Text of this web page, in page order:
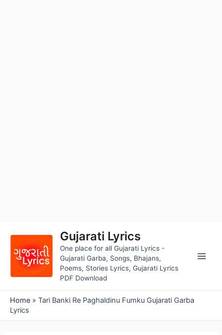
content
Gujarati Lyrics
One place for all Gujarati Lyrics -
Gujarati Garba, Songs, Bhajans,
Poems, Stories Lyrics, Gujarati Lyrics
PDF Download
Home » Tari Banki Re Paghaldinu Fumku Gujarati Garba
Lyrics